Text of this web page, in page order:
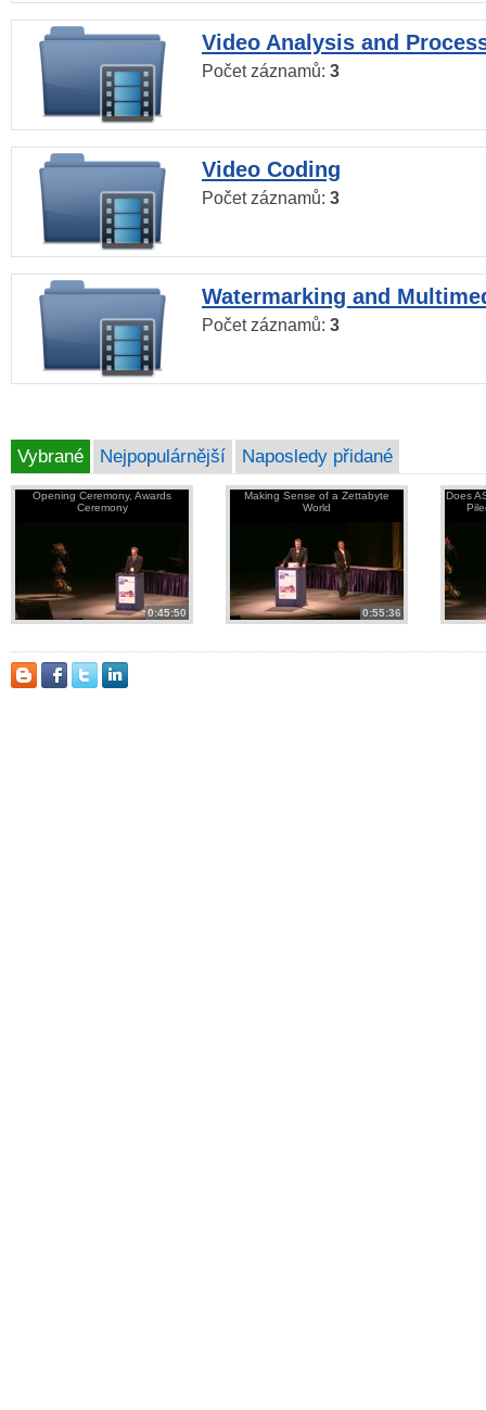
Video Analysis and
Počet záznamů: 3
Video Coding
Počet záznamů: 3
Watermarking and
Počet záznamů: 3
Vybrané Nejpopulárnější Naposledy přidané
Opening Ceremony, Awards
Ceremony
0:45:50
Making Sense of a Zettabyte
World
0:55:36
Does